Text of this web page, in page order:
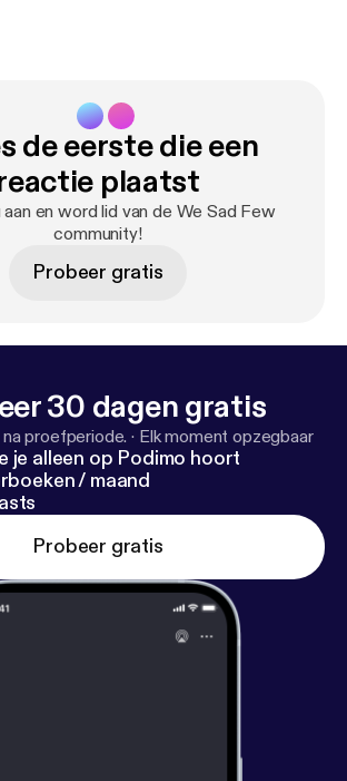
de eerste die een
plaatst
en word lid van de We Sad Few
community!
Probeer gratis
30 dagen gratis
proefperiode. · Elk moment opzegbaar
je alleen op Podimo hoort
/ maand
Probeer gratis